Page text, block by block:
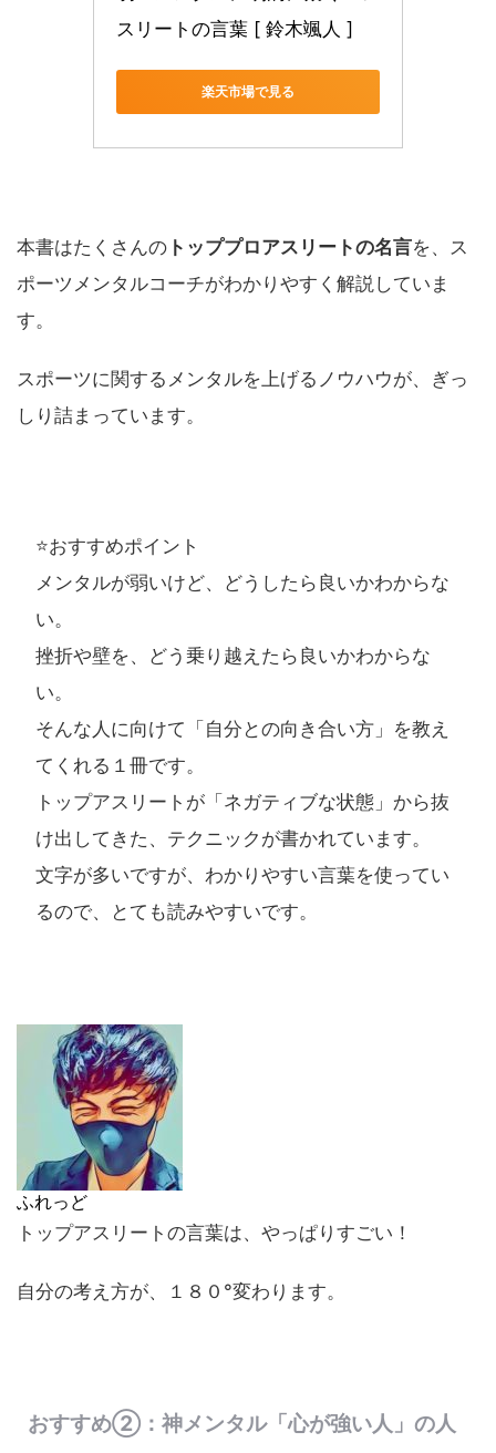
スリートの言葉 [ 鈴木颯人 ]
楽天市場で見る
本書はたくさんの トッププロアスリートの名言を、ス
ポーツメンタルコーチがわかりやすく解説していま
す。
スポーツに関するメンタルを上げるノウハウが、ぎっ
しり詰まっています。
⭐️おすすめポイント
メンタルが弱いけど、どうしたら良いかわからな
い。
挫折や壁を、どう乗り越えたら良いかわからな
い。
そんな人に向けて「自分との向き合い方」を教え
てくれる１冊です。
トップアスリートが「ネガティブな状態」から抜
け出してきた、テクニックが書かれています。
文字が多いですが、わかりやすい言葉を使ってい
るので、とても読みやすいです。
ふれっど
トップアスリートの言葉は、やっぱりすごい！
自分の考え方が、１８０°変わります。
おすすめ②：神メンタル「心が強い人」の人